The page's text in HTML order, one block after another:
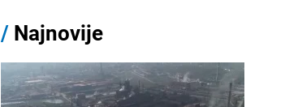
/ Najnovije